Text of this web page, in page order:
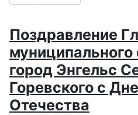
Поздравление
муниципального
город Энгельс
Горевского с
Отечества